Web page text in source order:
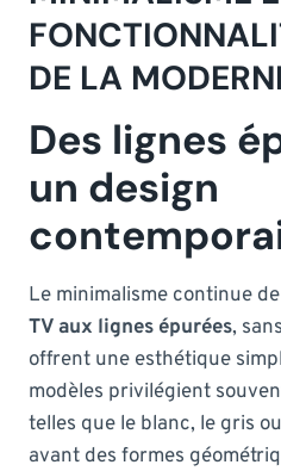
DE LA
Des lignes
un design
Le minimalisme continue
TV aux lignes épurées,
offrent une esthétique
modèles privilégient
telles que le blanc, le gris
avant des formes